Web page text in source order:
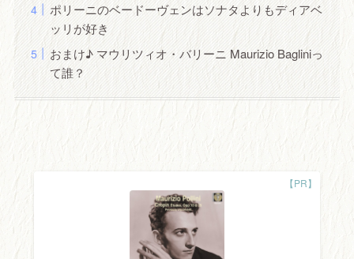
ポリーニのベードーヴェンはソナタよりもディアベ
ッリが好き
おまけ♪ マウリツィオ・バリーニ Maurizio Bagliniっ
て誰？